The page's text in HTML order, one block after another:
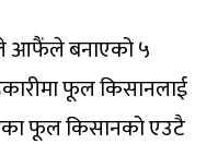
आफैंले बनाएको ५
फूल किसानलाई
फूल किसानको एउटै